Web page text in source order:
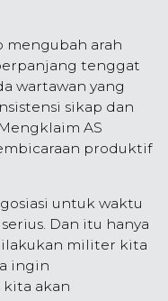
mengubah arah
tenggat
wartawan yang
sikap dan
AS
produktif
untuk waktu
Dan itu hanya
militer kita
ingin
kita akan